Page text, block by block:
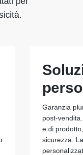
Garanzia
post-
e di
sicurezza.